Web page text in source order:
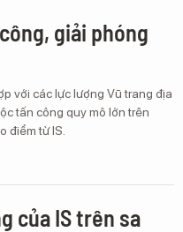
giải phóng
với các lực lượng Vũ trang địa
tấn công quy mô lớn trên
điểm từ IS.
của IS trên sa